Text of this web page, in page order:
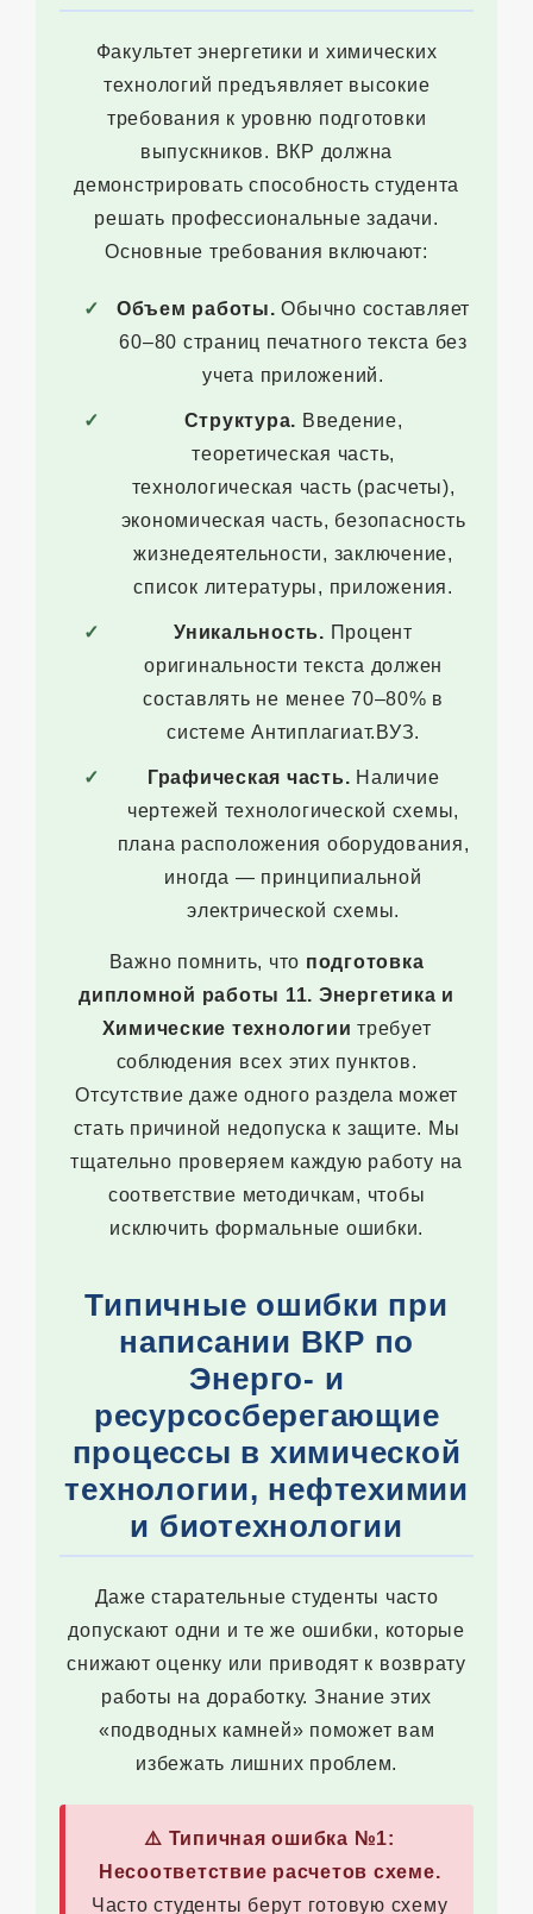
Факультет энергетики и химических
технологий предъявляет высокие
требования к уровню подготовки
выпускников. ВКР должна
демонстрировать способность студента
решать профессиональные задачи.
Основные требования включают:
Объем работы. Обычно составляет
60–80 страниц печатного текста без
учета приложений.
Структура. Введение,
теоретическая часть,
технологическая часть (расчеты),
экономическая часть, безопасность
жизнедеятельности, заключение,
список литературы, приложения.
Уникальность. Процент
оригинальности текста должен
составлять не менее 70–80% в
системе Антиплагиат.ВУЗ.
Графическая часть. Наличие
чертежей технологической схемы,
плана расположения оборудования,
иногда — принципиальной
электрической схемы.
Важно помнить, что подготовка
дипломной работы 11. Энергетика и
Химические технологии требует
соблюдения всех этих пунктов.
Отсутствие даже одного раздела может
стать причиной недопуска к защите. Мы
тщательно проверяем каждую работу на
соответствие методичкам, чтобы
исключить формальные ошибки.
Типичные ошибки при
написании ВКР по
Энерго- и
ресурсосберегающие
процессы в химической
технологии, нефтехимии
и биотехнологии
Даже старательные студенты часто
допускают одни и те же ошибки, которые
снижают оценку или приводят к возврату
работы на доработку. Знание этих
«подводных камней» поможет вам
избежать лишних проблем.
⚠️ Типичная ошибка №1:
Несоответствие расчетов схеме.
Часто студенты берут готовую схему